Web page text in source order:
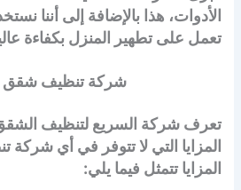
الأدوات، هذا بالإضافة إلى أننا
تعمل على تطهير المنزل بكفاءة
شركة تنظيف شقق
تعرف شركة السريع لتنظيف الشقق
المزايا التي لا تتوفر في أي شركة
المزايا تتمثل فيما يلي: